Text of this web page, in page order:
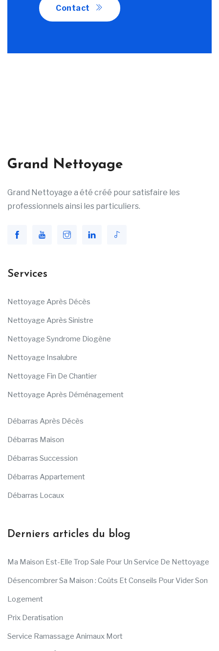
Contact
Grand Nettoyage
Grand Nettoyage a été créé pour satisfaire les
professionnels ainsi les particuliers.
Services
Nettoyage Après Décès
Nettoyage Après Sinistre
Nettoyage Syndrome Diogène
Nettoyage Insalubre
Nettoyage Fin De Chantier
Nettoyage Après Déménagement
Débarras Après Décès
Débarras Maison
Débarras Succession
Débarras Appartement
Débarras Locaux
Derniers articles du blog
Ma Maison Est-Elle Trop Sale Pour Un Service De Nettoyage
Désencombrer Sa Maison : Coûts Et Conseils Pour Vider Son
Logement
Prix Deratisation
Service Ramassage Animaux Mort